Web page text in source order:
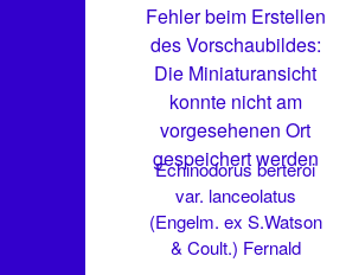
Fehler beim Erstellen
des Vorschaubildes:
Die Miniaturansicht
konnte nicht am
vorgesehenen Ort
gespeichert werden
Echinodorus berteroi
var. lanceolatus
(Engelm. ex S.Watson
& Coult.) Fernald